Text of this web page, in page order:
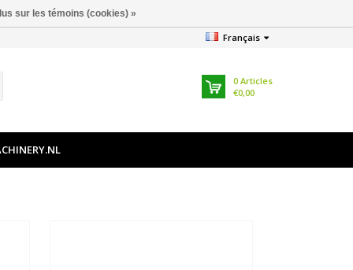
Français
0 Articles
€0,00
sur les témoins (cookies) »